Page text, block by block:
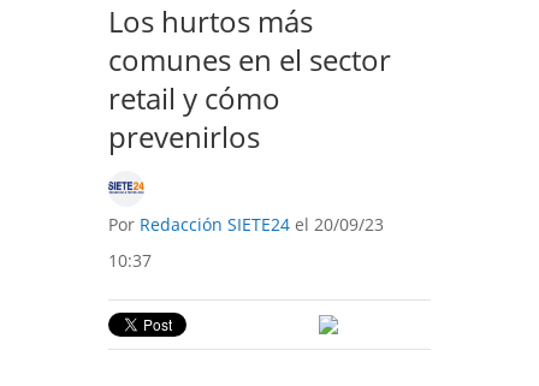
Los hurtos más
comunes en el sector
retail y cómo
prevenirlos
Por Redacción SIETE24 el 20/09/23
10:37